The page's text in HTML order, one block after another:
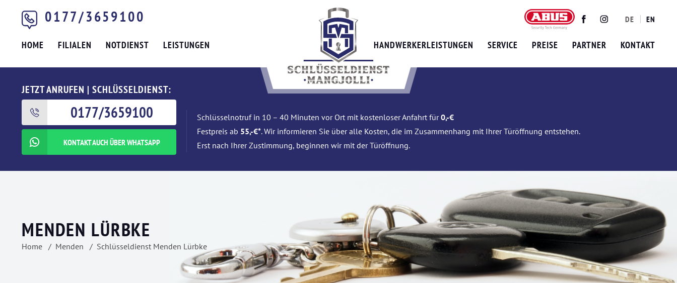
0177/3659100 TwitterFacebookInstagram
DE EN
HOME FILIALEN NOTDIENST LEISTUNGEN HANDWERKERLEISTUNGEN SERVICE PREISE PARTNER KONTAKT
JETZT ANRUFEN | SCHLÜSSELDIENST:
0177/3659100
KONTAKT AUCH ÜBER WHATSAPP
Schlüsselnotruf in 10 – 40 Minuten vor Ort mit kostenloser Anfahrt für0,-€
Festpreis ab 55,-€*. Wir informieren Sie über alle Kosten, die im Zusammenhang mit Ihrer Türöffnung entstehen.
Erst nach Ihrer Zustimmung, beginnen wir mit der Türöffnung.
MENDEN LÜRBKE
Home Menden Schlüsseldienst Menden Lürbke